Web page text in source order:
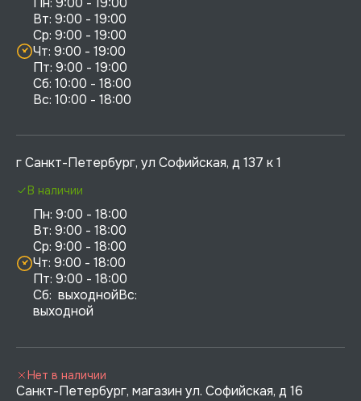
Вт: 9:00 - 19:00
Ср: 9:00 - 19:00
Чт: 9:00 - 19:00
Пт: 9:00 - 19:00
Сб: 10:00 - 18:00
г Санкт-Петербург, ул Софийская, д 137 к 1
Пн: 9:00 - 18:00
Вт: 9:00 - 18:00
Ср: 9:00 - 18:00
Чт: 9:00 - 18:00
Пт: 9:00 - 18:00
Сб:  выходнойВс:
выходной
В наличии
Санкт-Петербург, магазин ул. Софийская, д 16
Нет в наличии